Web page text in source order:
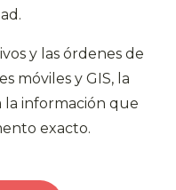
y las órdenes de
móviles y GIS, la
información que
exacto.